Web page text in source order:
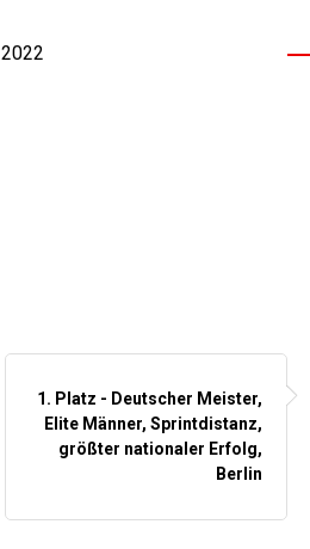
2022
1. Platz - Deutscher Meister,
Elite Männer, Sprintdistanz,
größter nationaler Erfolg,
Berlin